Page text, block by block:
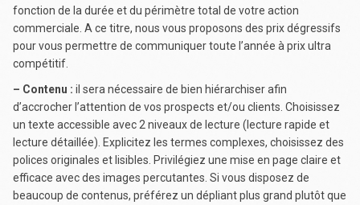
fonction de la durée et du périmètre total de votre action
commerciale. A ce titre, nous vous proposons des prix dégressifs
pour vous permettre de communiquer toute l’année à prix ultra
compétitif.
– Contenu : il sera nécessaire de bien hiérarchiser afin
d’accrocher l’attention de vos prospects et/ou clients. Choisissez
un texte accessible avec 2 niveaux de lecture (lecture rapide et
lecture détaillée). Explicitez les termes complexes, choisissez des
polices originales et lisibles. Privilégiez une mise en page claire et
efficace avec des images percutantes. Si vous disposez de
beaucoup de contenus, préférez un dépliant plus grand plutôt que